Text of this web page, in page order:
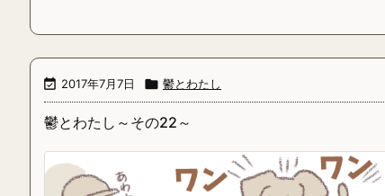
 2017年7月7日  鬱とわたし
鬱とわたし～その22～